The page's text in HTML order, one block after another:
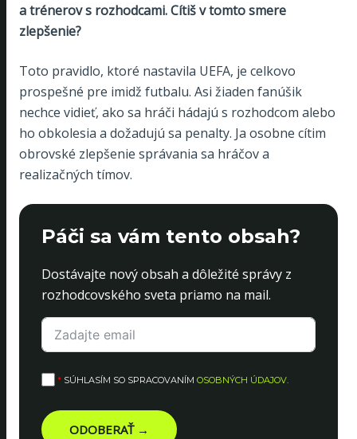
a trénerov s rozhodcami. Cítiš v tomto smere
zlepšenie?
Toto pravidlo, ktoré nastavila UEFA, je celkovo
prospešné pre imidž futbalu. Asi žiaden fanúšik
nechce vidieť, ako sa hráči hádajú s rozhodcom alebo
ho obkolesia a dožadujú sa penalty. Ja osobne cítim
obrovské zlepšenie správania sa hráčov a
realizačných tímov.
Páči sa vám tento obsah?
Dostávajte nový obsah a dôležité správy z
rozhodcovského sveta priamo na mail.
* SÚHLASÍM SO SPRACOVANÍM OSOBNÝCH ÚDAJOV.
ODOBERAŤ →